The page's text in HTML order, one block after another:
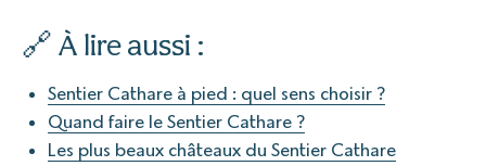
🔗 À lire aussi :
Sentier Cathare à pied : quel sens choisir ?
Quand faire le Sentier Cathare ?
Les plus beaux châteaux du Sentier Cathare